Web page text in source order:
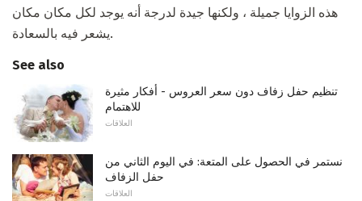
هذه الزوايا جميلة ، ولكنها جيدة لدرجة أنه يوجد لكل مكان مكان
يشعر فيه بالسعادة.
See also
تنظيم حفل زفاف دون سعر العروس - أفكار مثيرة
للاهتمام
العلاقات
نستمر في الحصول على المتعة: في اليوم الثاني من
حفل الزفاف
العلاقات